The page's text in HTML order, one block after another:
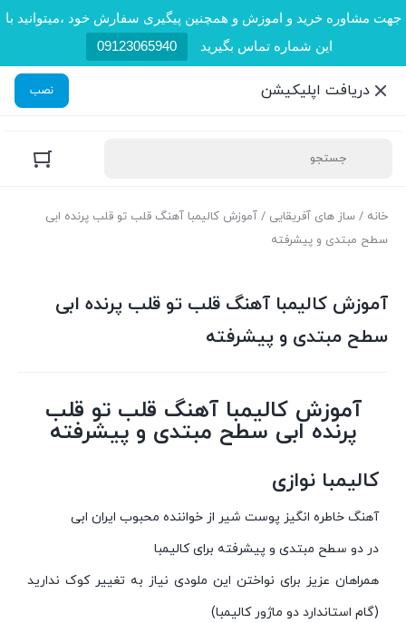
جهت مشاوره خرید و اموزش و همچنین پیگیری سفارش خود ،میتوانید با
این شماره تماس بگیرید
09123065940
دریافت اپلیکیشن نصب
خانه / ساز های آفریقایی / آموزش کالیمبا آهنگ قلب تو قلب پرنده ابی
سطح مبتدی و پیشرفته
آموزش کالیمبا آهنگ قلب تو قلب پرنده ابی
سطح مبتدی و پیشرفته
آموزش کالیمبا آهنگ قلب تو قلب
پرنده ابی سطح مبتدی و پیشرفته
کالیمبا نوازی
آهنگ خاطره انگیز پوست شیر از خواننده محبوب ایران ابی
در دو سطح مبتدی و پیشرفته برای کالیمبا
همراهان عزیز برای نواختن این ملودی نیاز به تغییر کوک ندارید
(گام استاندارد دو ماژور کالیمبا)